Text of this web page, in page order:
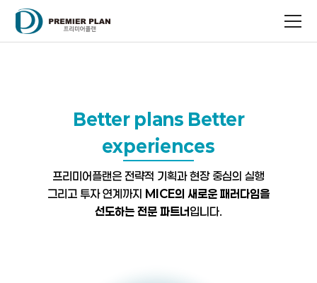
Better plans Better
experiences
프리미어플랜은 전략적 기획과 현장 중심의 실행
그리고 투자 연계까지 MICE의 새로운 패러다임을
선도하는 전문 파트너입니다.